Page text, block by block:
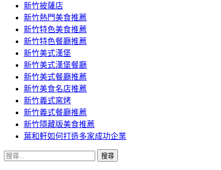
新竹披薩店
新竹熱門美食推薦
新竹特色美食推薦
新竹特色餐廳推薦
新竹美式漢堡
新竹美式漢堡餐廳
新竹美式餐廳推薦
新竹美食名店推薦
新竹義式窯烤
新竹義式餐廳推薦
新竹隱藏版美食推薦
葉和軒如何打造多家成功企業
搜